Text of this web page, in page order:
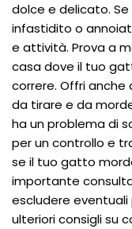
dolce e delicato.
infastidito o
e attività. Prova a
casa dove il tuo
correre. Offri
da tirare e da
ha un problema di
per un controllo e
se il tuo gatto
importante
escludere
ulteriori consigli su